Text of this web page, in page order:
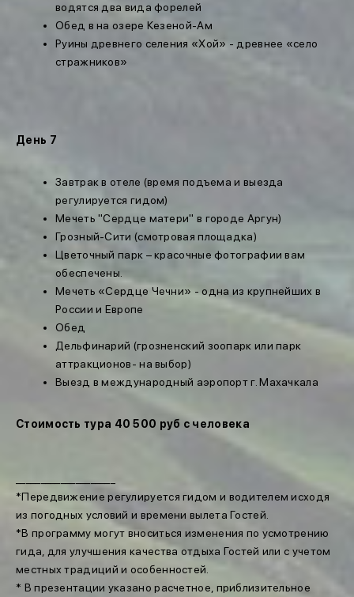
водятся два вида форелей
Обед в на озере Кезеной-Ам
Руины древнего селения «Хой» - древнее «село
стражников»
День 7
Завтрак в отеле (время подъема и выезда
регулируется гидом)
Мечеть "Сердце матери" в городе Аргун)
Грозный-Сити (смотровая площадка)
Цветочный парк – красочные фотографии вам
обеспечены.
Мечеть «Сердце Чечни» - одна из крупнейших в
России и Европе
Обед
Дельфинарий (грозненский зоопарк или парк
аттракционов- на выбор)
Выезд в международный аэропорт г. Махачкала
Стоимость тура 40 500 руб с человека
*Передвижение регулируется гидом и водителем исходя
из погодных условий и времени вылета Гостей.
*В программу могут вноситься изменения по усмотрению
гида, для улучшения качества отдыха Гостей или с учетом
местных традиций и особенностей.
* В презентации указано расчетное, приблизительное